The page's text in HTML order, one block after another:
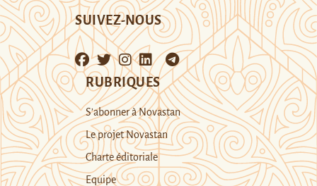
SUIVEZ-NOUS
RUBRIQUES
S’abonner à Novastan
Le projet Novastan
Charte éditoriale
Equipe